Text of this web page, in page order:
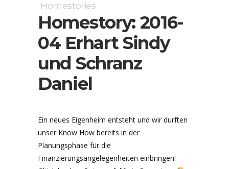
Homestories
Homestory: 2016-
04 Erhart Sindy
und Schranz
Daniel
Ein neues Eigenheim entsteht und wir durften
unser Know How bereits in der
Planungsphase für die
Finanzierungsangelegenheiten einbringen!